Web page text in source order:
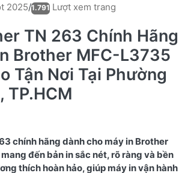
2025/1.791 Lượt xem trang
TN 263 Chính Hãng
Brother MFC-L3735
Tận Nơi Tại Phường
TP.HCM
chính hãng dành cho máy in Brother
đến bản in sắc nét, rõ ràng và bền
thích hoàn hảo, giúp máy in vận hành